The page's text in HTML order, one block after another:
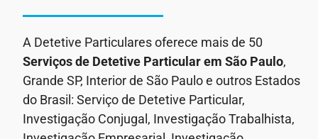
A Detetive Particulares oferece mais de 50
Serviços de Detetive Particular em São Paulo,
Grande SP, Interior de São Paulo e outros Estados
do Brasil: Serviço de Detetive Particular,
Investigação Conjugal, Investigação Trabalhista,